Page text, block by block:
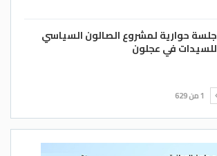
جلسة حوارية لمشروع الصالون السياسي
للسيدات في عجلون
1 من 629